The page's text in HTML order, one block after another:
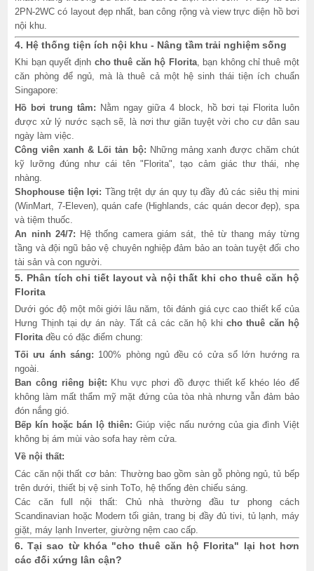
2PN-2WC có layout đẹp nhất, ban công rộng và view trực diện hồ bơi
nội khu.
4. Hệ thống tiện ích nội khu - Nâng tầm trải nghiệm sống
Khi bạn quyết định cho thuê căn hộ Florita, bạn không chỉ thuê một
căn phòng để ngủ, mà là thuê cả một hệ sinh thái tiện ích chuẩn
Singapore:
Hồ bơi trung tâm: Nằm ngay giữa 4 block, hồ bơi tại Florita luôn
được xử lý nước sạch sẽ, là nơi thư giãn tuyệt vời cho cư dân sau
ngày làm việc.
Công viên xanh & Lối tản bộ: Những mảng xanh được chăm chút
kỹ lưỡng đúng như cái tên "Florita", tạo cảm giác thư thái, nhẹ
nhàng.
Shophouse tiện lợi: Tầng trệt dự án quy tụ đầy đủ các siêu thị mini
(WinMart, 7-Eleven), quán cafe (Highlands, các quán decor đẹp), spa
và tiệm thuốc.
An ninh 24/7: Hệ thống camera giám sát, thẻ từ thang máy từng
tầng và đội ngũ bảo vệ chuyên nghiệp đảm bảo an toàn tuyệt đối cho
tài sản và con người.
5. Phân tích chi tiết layout và nội thất khi cho thuê căn hộ
Florita
Dưới góc độ một môi giới lâu năm, tôi đánh giá cực cao thiết kế của
Hưng Thịnh tại dự án này. Tất cả các căn hộ khi cho thuê căn hộ
Floritađều có đặc điểm chung:
Tối ưu ánh sáng: 100% phòng ngủ đều có cửa sổ lớn hướng ra
ngoài.
Ban công riêng biệt: Khu vực phơi đồ được thiết kế khéo léo để
không làm mất thẩm mỹ mặt đứng của tòa nhà nhưng vẫn đảm bảo
đón nắng gió.
Bếp kín hoặc bán lộ thiên: Giúp việc nấu nướng của gia đình Việt
không bị ám mùi vào sofa hay rèm cửa.
Về nội thất:
Các căn nội thất cơ bản: Thường bao gồm sàn gỗ phòng ngủ, tủ bếp
trên dưới, thiết bị vệ sinh ToTo, hệ thống đèn chiếu sáng.
Các căn full nội thất: Chủ nhà thường đầu tư phong cách
Scandinavian hoặc Modern tối giản, trang bị đầy đủ tivi, tủ lạnh, máy
giặt, máy lạnh Inverter, giường nệm cao cấp.
6. Tại sao từ khóa "cho thuê căn hộ Florita" lại hot hơn
các đối xứng lân cận?